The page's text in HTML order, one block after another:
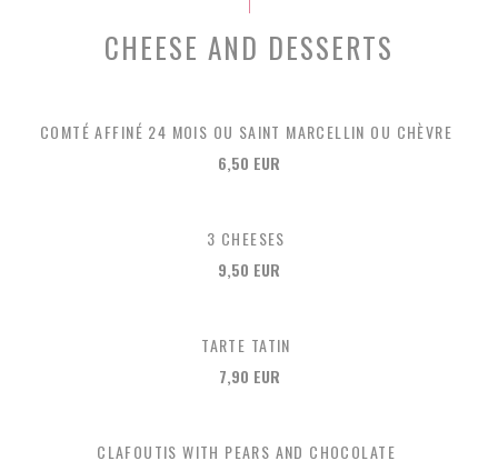
CHEESE AND DESSERTS
COMTÉ AFFINÉ 24 MOIS OU SAINT MARCELLIN OU CHÈVRE
6,50 EUR
3 CHEESES
9,50 EUR
TARTE TATIN
7,90 EUR
CLAFOUTIS WITH PEARS AND CHOCOLATE